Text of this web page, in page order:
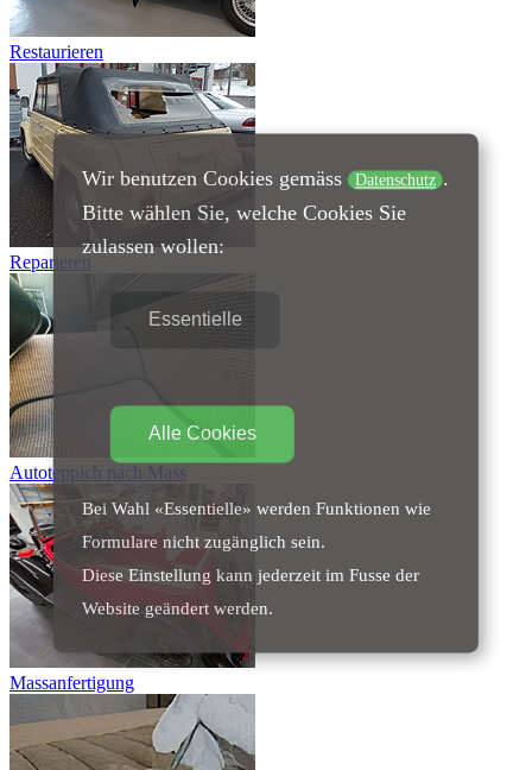
Restaurieren
Reparieren
Autoteppich nach Mass
Massanfertigung
Wir benutzen Cookies gemäss Datenschutz .
Bitte wählen Sie, welche Cookies Sie
zulassen wollen:
Essentielle
Alle Cookies
Bei Wahl «Essentielle» werden Funktionen wie
Formulare nicht zugänglich sein.
Diese Einstellung kann jederzeit im Fusse der
Website geändert werden.